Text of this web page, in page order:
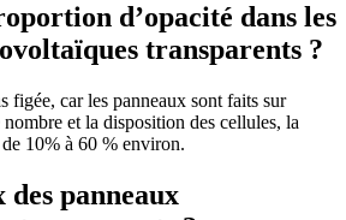
d’opacité dans les
transparents ?
figée, car les panneaux sont faits sur
et la disposition des cellules, la
10% à 60 % environ.
panneaux